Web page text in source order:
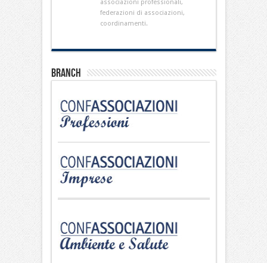
associazioni professionali,
federazioni di associazioni,
coordinamenti.
Branch